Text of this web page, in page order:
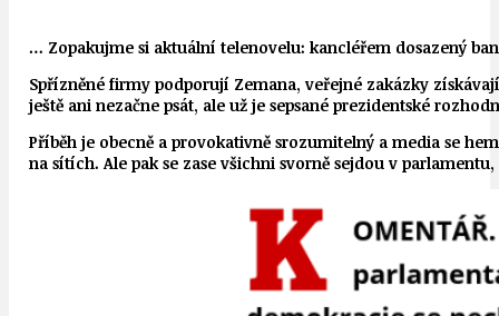
… Zopakujme si aktuální telenovelu: kancléřem dosazený
Spřízněné firmy podporují Zemana, veřejné zakázky
ještě ani nezačne psát, ale už je sepsané prezidentské
Příběh je obecně a provokativně srozumitelný a media se
na sítích. Ale pak se zase všichni svorně sejdou v